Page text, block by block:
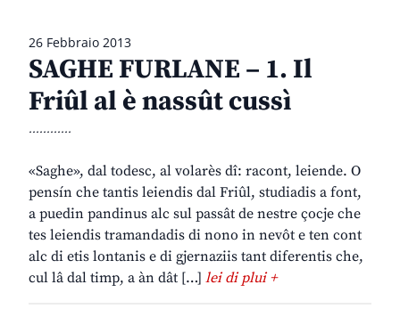
26 Febbraio 2013
SAGHE FURLANE – 1. Il
Friûl al è nassût cussì
............
«Saghe», dal todesc, al volarès dî: racont, leiende. O
pensín che tantis leiendis dal Friûl, studiadis a font,
a puedin pandinus alc sul passât de nestre çocje che
tes leiendis tramandadis di nono in nevôt e ten cont
alc di etis lontanis e di gjernaziis tant diferentis che,
cul lâ dal timp, a àn dât […] lei di plui +